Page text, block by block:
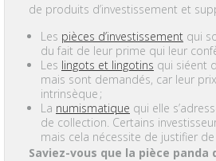
de produits d’investissement et
Les pièces d’investissement qui
du fait de leur prime qui leur
Les lingots et lingotins qui siéent
mais sont demandés, car leur
intrinsèque ;
La numismatique qui elle
de collection. Certains
mais cela nécessite de justifier
Saviez-vous que la pièce panda